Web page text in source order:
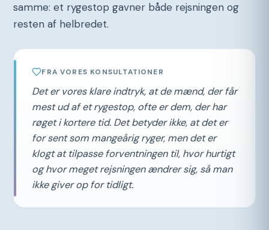
samme: et rygestop gavner både rejsningen og
resten af helbredet.
FRA VORES KONSULTATIONER
Det er vores klare indtryk, at de mænd, der får
mest ud af et rygestop, ofte er dem, der har
røget i kortere tid. Det betyder ikke, at det er
for sent som mangeårig ryger, men det er
klogt at tilpasse forventningen til, hvor hurtigt
og hvor meget rejsningen ændrer sig, så man
ikke giver op for tidligt.